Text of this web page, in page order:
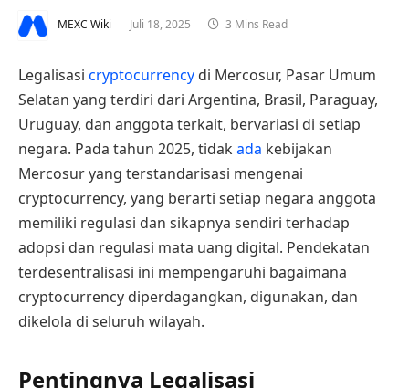
MEXC Wiki Juli 18, 2025 3 Mins Read
Legalisasi cryptocurrency di Mercosur, Pasar Umum
Selatan yang terdiri dari Argentina, Brasil, Paraguay,
Uruguay, dan anggota terkait, bervariasi di setiap
negara. Pada tahun 2025, tidak ada kebijakan
Mercosur yang terstandarisasi mengenai
cryptocurrency, yang berarti setiap negara anggota
memiliki regulasi dan sikapnya sendiri terhadap
adopsi dan regulasi mata uang digital. Pendekatan
terdesentralisasi ini mempengaruhi bagaimana
cryptocurrency diperdagangkan, digunakan, dan
dikelola di seluruh wilayah.
Pentingnya Legalisasi